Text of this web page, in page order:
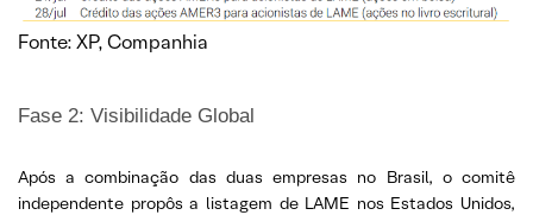
Fonte: XP, Companhia
Fase 2: Visibilidade Global
Após a combinação das duas empresas no Brasil, o comitê
independente propôs a listagem de LAME nos Estados Unidos,